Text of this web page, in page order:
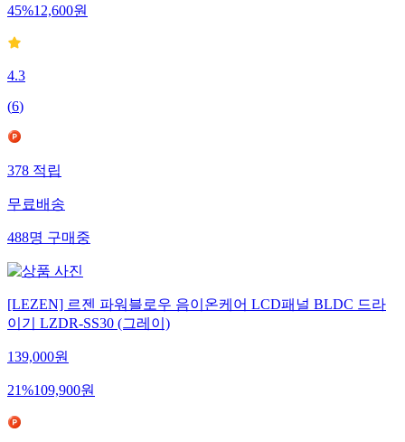
45%12,600원
4.3
(6)
378적립
무료배송
488명구매중
[LEZEN] 르젠 파워블로우 음이온케어 LCD패널 BLDC 드라
이기 LZDR-SS30 (그레이)
139,000원
21%109,900원